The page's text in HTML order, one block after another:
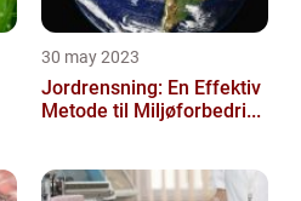
30 may 2023
Jordrensning: En Effektiv
Metode til Miljøforbedri...